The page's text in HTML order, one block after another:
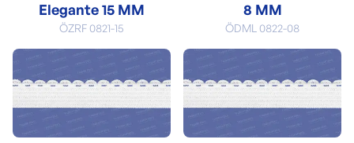
Elegante 15 MM
ÖZRF 0821-15
8 MM
ÖDML 0822-08